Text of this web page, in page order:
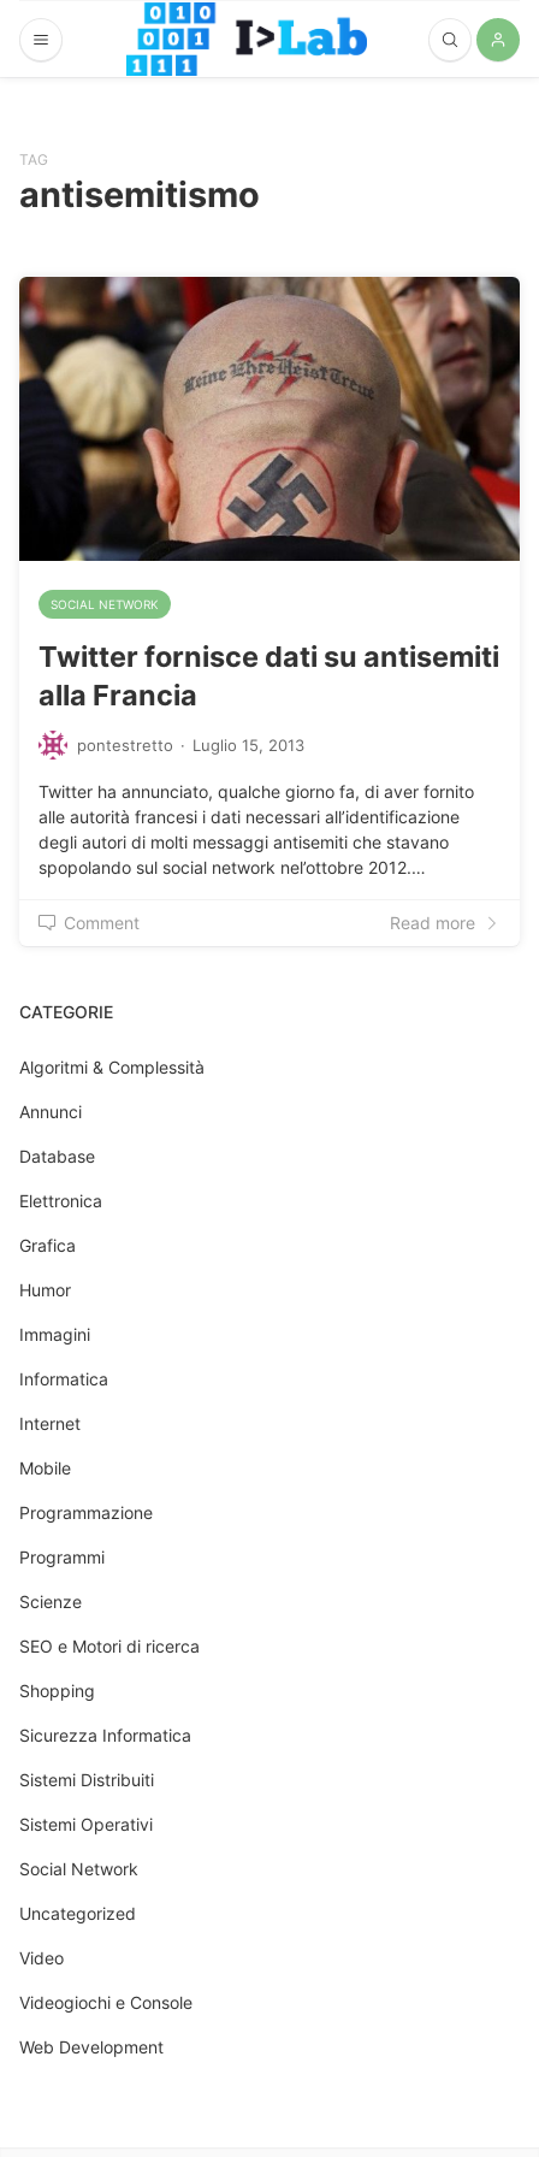
TAG
antisemitismo
SOCIAL NETWORK
Twitter fornisce dati su antisemiti
alla Francia
pontestretto · Luglio 15, 2013
Twitter ha annunciato, qualche giorno fa, di aver fornito
alle autorità francesi i dati necessari all’identificazione
degli autori di molti messaggi antisemiti che stavano
spopolando sul social network nel’ottobre 2012.…
Comment Read more
CATEGORIE
Algoritmi & Complessità
Annunci
Database
Elettronica
Grafica
Humor
Immagini
Informatica
Internet
Mobile
Programmazione
Programmi
Scienze
SEO e Motori di ricerca
Shopping
Sicurezza Informatica
Sistemi Distribuiti
Sistemi Operativi
Social Network
Uncategorized
Video
Videogiochi e Console
Web Development